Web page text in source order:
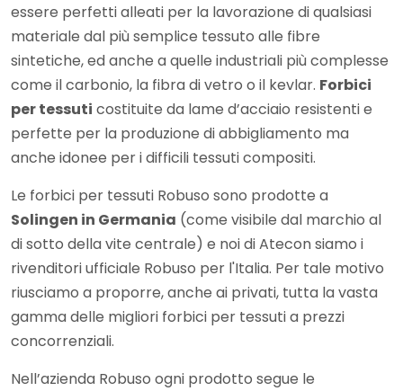
essere perfetti alleati per la lavorazione di qualsiasi
materiale dal più semplice tessuto alle fibre
sintetiche, ed anche a quelle industriali più complesse
come il carbonio, la fibra di vetro o il kevlar. Forbici
per tessuti costituite da lame d’acciaio resistenti e
perfette per la produzione di abbigliamento ma
anche idonee per i difficili tessuti compositi.
Le forbici per tessuti Robuso sono prodotte a
Solingen in Germania (come visibile dal marchio al
di sotto della vite centrale) e noi di Atecon siamo i
rivenditori ufficiale Robuso per l'Italia. Per tale motivo
riusciamo a proporre, anche ai privati, tutta la vasta
gamma delle migliori forbici per tessuti a prezzi
concorrenziali.
Nell’azienda Robuso ogni prodotto segue le